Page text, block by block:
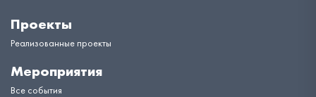
Проекты
Реализованные проекты
Мероприятия
Все события